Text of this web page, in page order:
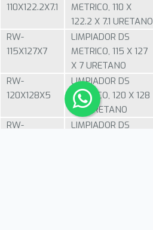
110X122.2X7.1
METRICO, 110 X
122.2 X 7.1 URETANO
RW-
115X127X7
LIMPIADOR DS
METRICO, 115 X 127
X 7 URETANO
RW-
120X128X5
LIMPIADOR DS
METRICO, 120 X 128
X 5 URETANO
RW-
LIMPIADOR DS